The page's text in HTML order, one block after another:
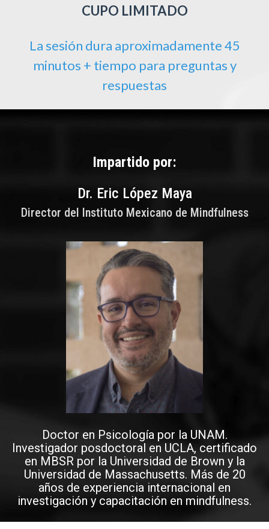
CUPO LIMITADO
La sesión dura aproximadamente 45
minutos + tiempo para preguntas y
respuestas
Impartido por:
Dr. Eric López Maya
Director del Instituto Mexicano de Mindfulness
Doctor en Psicología por la UNAM.
Investigador posdoctoral en UCLA, certificado
en MBSR por la Universidad de Brown y la
Universidad de Massachusetts. Más de 20
años de experiencia internacional en
investigación y capacitación en mindfulness.